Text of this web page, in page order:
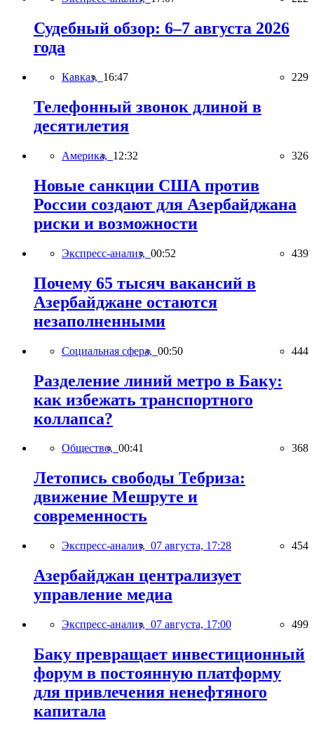
Судебный обзор: 6–7 августа 2026
года
Кавказ, 16:47 229
Телефонный звонок длиной в
десятилетия
Америка, 12:32 326
Новые санкции США против
России создают для Азербайджана
риски и возможности
Экспресс-анализ, 00:52 439
Почему 65 тысяч вакансий в
Азербайджане остаются
незаполненными
Социальная сфера, 00:50 444
Разделение линий метро в Баку:
как избежать транспортного
коллапса?
Общество, 00:41 368
Летопись свободы Тебриза:
движение Мешруте и
современность
Экспресс-анализ, 07 августа, 17:28 454
Азербайджан централизует
управление медиа
Экспресс-анализ, 07 августа, 17:00 499
Баку превращает инвестиционный
форум в постоянную платформу
для привлечения ненефтяного
капитала